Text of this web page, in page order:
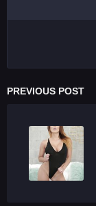
PREVIOUS POST